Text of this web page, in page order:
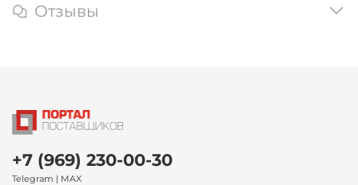
Отзывы
+7 (969) 230-00-30
Telegram | MAX